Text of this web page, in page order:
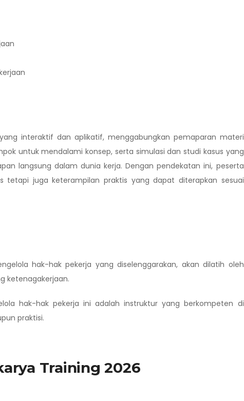
interaktif dan aplikatif, menggabungkan pemaparan materi
untuk mendalami konsep, serta simulasi dan studi kasus yang
langsung dalam dunia kerja. Dengan pendekatan ini, peserta
tetapi juga keterampilan praktis yang dapat diterapkan sesuai
hak-hak pekerja yang diselenggarakan, akan dilatih oleh
ketenagakerjaan.
hak-hak pekerja ini adalah instruktur yang berkompeten di
praktisi.
Training 2026